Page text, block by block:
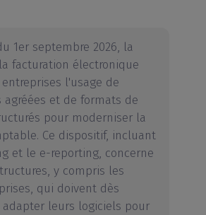
1er septembre 2026, la
facturation électronique
l'usage de
agréées et de formats de
pour moderniser la
Ce dispositif, incluant
et le e-reporting, concerne
y compris les
qui doivent dès
leurs logiciels pour